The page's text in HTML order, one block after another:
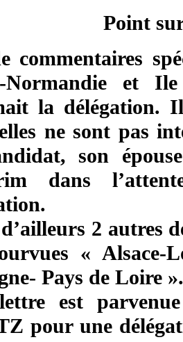
Point
commentaires
Normandie et
la délégation.
ne sont pas
son
dans
2 autres
« Alsace-
Pays de Loire ».
est
pour une